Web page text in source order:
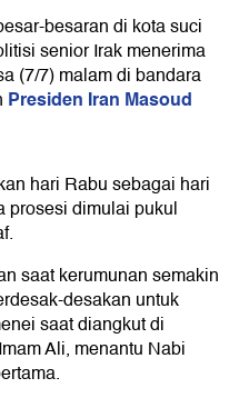
besaran di kota suci
senior Irak menerima
(7/7) malam di bandara
Presiden Iran Masoud
hari Rabu sebagai hari
prosesi dimulai pukul
saat kerumunan semakin
desakan untuk
saat diangkut di
Ali, menantu Nabi